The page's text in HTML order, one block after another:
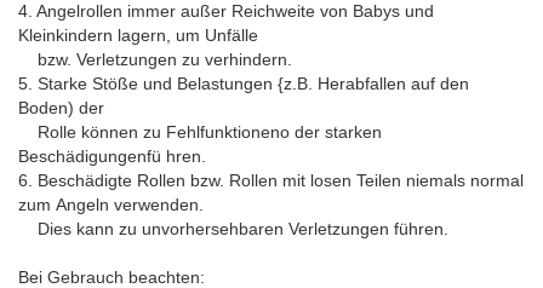
4. Angelrollen immer außer Reichweite von Babys und
Kleinkindern lagern, um Unfälle
bzw. Verletzungen zu verhindern.
5. Starke Stöße und Belastungen {z.B. Herabfallen auf den
Boden) der
Rolle können zu Fehlfunktioneno der starken
Beschädigungenfü hren.
6. Beschädigte Rollen bzw. Rollen mit losen Teilen niemals normal
zum Angeln verwenden.
Dies kann zu unvorhersehbaren Verletzungen führen.
Bei Gebrauch beachten: